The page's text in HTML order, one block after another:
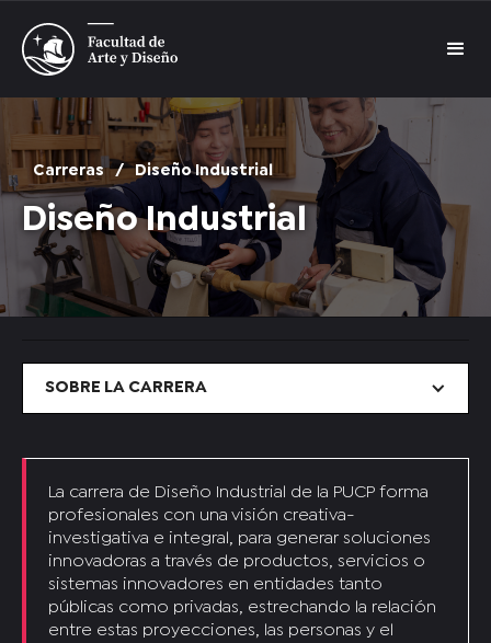
Carreras / Diseño Industrial
Diseño Industrial
La carrera de Diseño Industrial de la PUCP forma
profesionales con una visión creativa-
investigativa e integral, para generar soluciones
innovadoras a través de productos, servicios o
sistemas innovadores en entidades tanto
públicas como privadas, estrechando la relación
entre estas proyecciones, las personas y el
SOBRE LA CARRERA